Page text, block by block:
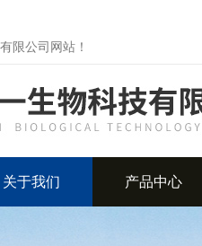
限公司网站！
关于我们 产品中心